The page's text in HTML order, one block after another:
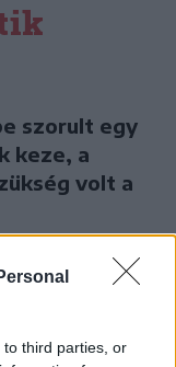
third parties, or
szorult egy
keze, a
volt a